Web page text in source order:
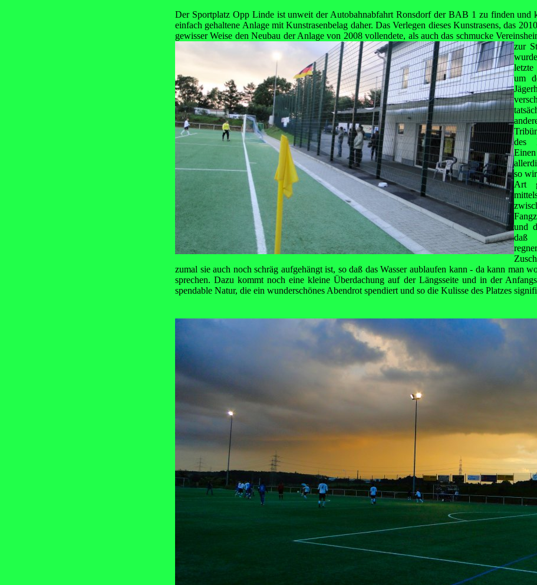
Der Sportplatz Opp Linde ist unweit der Autobahnabfahrt Ronsdorf der BAB 1 zu finden und
einfach gehaltene Anlage mit Kunstrasenbelag daher. Das Verlegen dieses Kunstrasens, das
gewisser Weise den Neubau der Anlage von 2008 vollendete, als auch das schmucke
zur
um
des
so
Art
und
zumal sie auch noch schräg aufgehängt ist, so daß das Wasser aublaufen kann - da kann man
sprechen. Dazu kommt noch eine kleine Überdachung auf der Längsseite und in der
spendable Natur, die ein wunderschönes Abendrot spendiert und so die Kulisse des Platzes